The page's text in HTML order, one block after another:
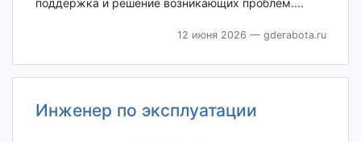
12 июня 2026 — gderabota.ru
Инженер по эксплуатации